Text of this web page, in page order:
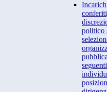
politico